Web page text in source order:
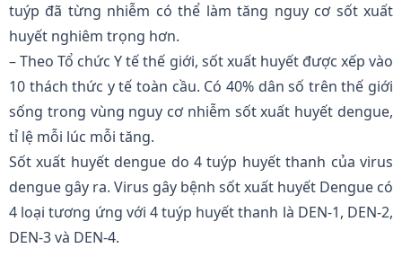
tuýp đã từng nhiễm có thể làm tăng nguy cơ sốt xuất
huyết nghiêm trọng hơn.
– Theo Tổ chức Y tế thế giới, sốt xuất huyết được xếp vào
10 thách thức y tế toàn cầu. Có 40% dân số trên thế giới
sống trong vùng nguy cơ nhiễm sốt xuất huyết dengue,
tỉ lệ mỗi lúc mỗi tăng.
Sốt xuất huyết dengue do 4 tuýp huyết thanh của virus
dengue gây ra. Virus gây bệnh sốt xuất huyết Dengue có
4 loại tương ứng với 4 tuýp huyết thanh là DEN-1, DEN-2,
DEN-3 và DEN-4.